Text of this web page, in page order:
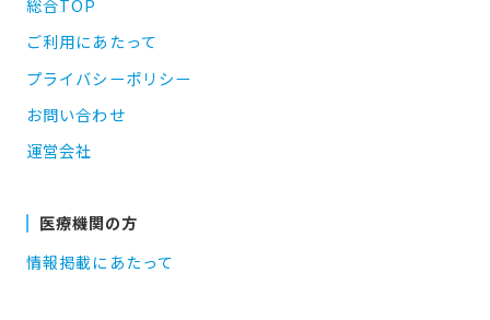
総合TOP
ご利用にあたって
プライバシーポリシー
お問い合わせ
運営会社
医療機関の方
情報掲載にあたって